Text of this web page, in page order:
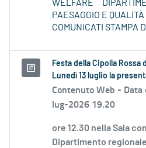
WELFARE
PAESAGGIO E
COMUNICATI STAMPA
Festa della Cipolla
Lunedì 13 luglio la
Contenuto Web - Data
lug-2026 19.20
ore 12.30 nella Sala
Dipartimento